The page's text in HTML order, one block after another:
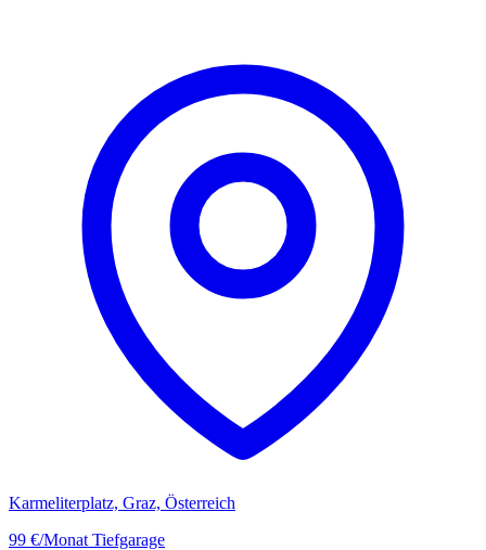
Karmeliterplatz, Graz, Österreich
99 €/Monat Tiefgarage